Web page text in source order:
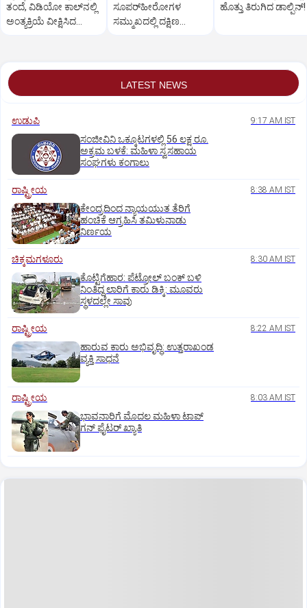
ತಂದೆ, ವಿಡಿಯೋ ಕಾಲ್‌ನಲ್ಲಿ
ಅಂತ್ಯಕ್ರಿಯೆ ವೀಕ್ಷಿಸಿದ
ಸೂಪರ್‌ಹೀರೋಗಳ
ಸಮ್ಮುಖದಲ್ಲಿ ದಕ್ಷಿಣ
ಹೊತ್ತು ತಿರುಗಿದ ಡಾಲ್ಫಿನ್‌!
LATEST NEWS
ಉಡುಪಿ 9:17 AM IST
ಸಂಜೀವಿನಿ ಒಕ್ಕೂಟಗಳಲ್ಲಿ 56 ಲಕ್ಷ ರೂ.
ಅಕ್ರಮ ಬಳಕೆ: ಮಹಿಳಾ ಸ್ವಸಹಾಯ
ಸಂಘಗಳು ಕಂಗಾಲು
ರಾಷ್ಟ್ರೀಯ 8:38 AM IST
ಕೇಂದ್ರದಿಂದ ನ್ಯಾಯಯುತ ತೆರಿಗೆ
ಹಂಚಿಕೆ ಆಗ್ರಹಿಸಿ ತಮಿಳುನಾಡು
ನಿರ್ಣಯ
ಚಿಕ್ಕಮಗಳೂರು 8:30 AM IST
ಕೊಟ್ಟಿಗೆಹಾರ: ಪೆಟ್ರೋಲ್ ಬಂಕ್ ಬಳಿ
ನಿಂತಿದ್ದ ಲಾರಿಗೆ ಕಾರು ಡಿಕ್ಕಿ: ಮೂವರು
ಸ್ಥಳದಲ್ಲೇ ಸಾವು
ರಾಷ್ಟ್ರೀಯ 8:22 AM IST
ಹಾರುವ ಕಾರು ಅಭಿವೃದ್ಧಿ: ಉತ್ತರಾಖಂಡ
ವ್ಯಕ್ತಿ ಸಾಧನೆ
ರಾಷ್ಟ್ರೀಯ 8:03 AM IST
ಭಾವನಾರಿಗೆ ಮೊದಲ ಮಹಿಳಾ ಟಾಪ್‌
ಗನ್‌ ಫೈಟರ್‌ ಖ್ಯಾತಿ